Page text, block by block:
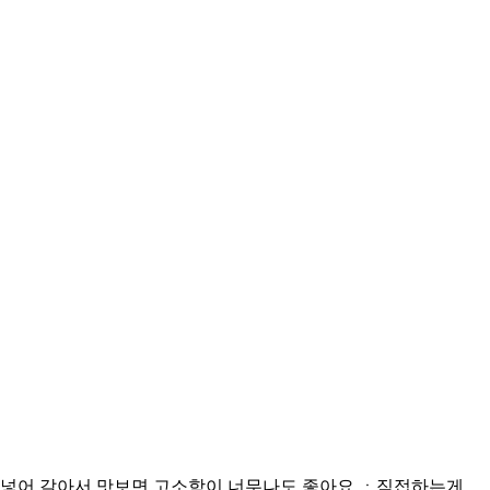
어 갈아서 맛보면 고소함이 너무나도 좋아요 ㆍ직접하는게